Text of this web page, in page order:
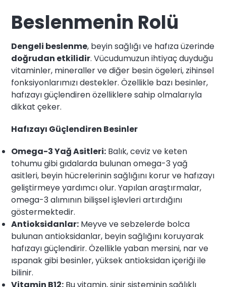
Beslenmenin Rolü
Dengeli beslenme, beyin sağlığı ve hafıza üzerinde
doğrudan etkilidir. Vücudumuzun ihtiyaç duyduğu
vitaminler, mineraller ve diğer besin ögeleri, zihinsel
fonksiyonlarımızı destekler. Özellikle bazı besinler,
hafızayı güçlendiren özelliklere sahip olmalarıyla
dikkat çeker.
Hafızayı Güçlendiren Besinler
Omega-3 Yağ Asitleri: Balık, ceviz ve keten
tohumu gibi gıdalarda bulunan omega-3 yağ
asitleri, beyin hücrelerinin sağlığını korur ve hafızayı
geliştirmeye yardımcı olur. Yapılan araştırmalar,
omega-3 alımının bilişsel işlevleri artırdığını
göstermektedir.
Antioksidanlar: Meyve ve sebzelerde bolca
bulunan antioksidanlar, beyin sağlığını koruyarak
hafızayı güçlendirir. Özellikle yaban mersini, nar ve
ıspanak gibi besinler, yüksek antioksidan içeriği ile
bilinir.